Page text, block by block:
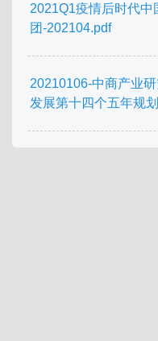
2021Q1疫情后时代
团-202104.pdf
20210106-中商产业
发展第十四个五年规